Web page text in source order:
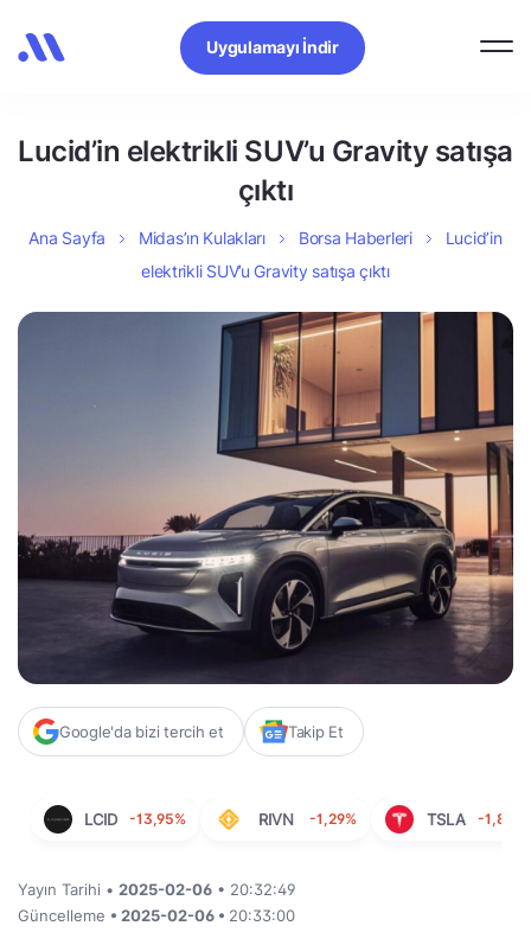
Uygulamayı İndir
Lucid’in elektrikli SUV’u Gravity satışa
çıktı
Ana Sayfa Midas’ın Kulakları Borsa Haberleri
Lucid’in
elektrikli SUV’u Gravity satışa çıktı
Google'da bizi tercih et Takip Et
LCID -13,95% RIVN -1,29% TSLA -1,80%
Yayın Tarihi • 2025-02-06 • 20:32:49
Güncelleme • 2025-02-06 • 20:33:00